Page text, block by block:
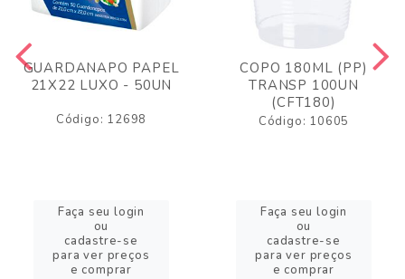
GUARDANAPO PAPEL
21X22 LUXO - 50UN
Código: 12698
Faça seu login
ou
cadastre-se
para ver preços
e comprar
COPO 180ML (PP)
TRANSP 100UN
(CFT180)
Código: 10605
Faça seu login
ou
cadastre-se
para ver preços
e comprar